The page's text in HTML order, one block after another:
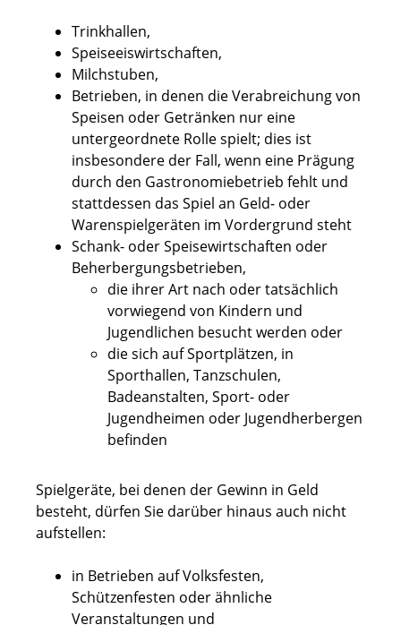
Trinkhallen,
Speiseeiswirtschaften,
Milchstuben,
Betrieben, in denen die Verabreichung von
Speisen oder Getränken nur eine
untergeordnete Rolle spielt; dies ist
insbesondere der Fall, wenn eine Prägung
durch den Gastronomiebetrieb fehlt und
stattdessen das Spiel an Geld- oder
Warenspielgeräten im Vordergrund steht
Schank- oder Speisewirtschaften oder
Beherbergungsbetrieben,
die ihrer Art nach oder tatsächlich
vorwiegend von Kindern und
Jugendlichen besucht werden oder
die sich auf Sportplätzen, in
Sporthallen, Tanzschulen,
Badeanstalten, Sport- oder
Jugendheimen oder Jugendherbergen
befinden
Spielgeräte, bei denen der Gewinn in Geld
besteht, dürfen Sie darüber hinaus auch nicht
aufstellen:
in Betrieben auf Volksfesten,
Schützenfesten oder ähnliche
Veranstaltungen und